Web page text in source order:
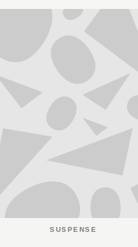
SUSPENSE